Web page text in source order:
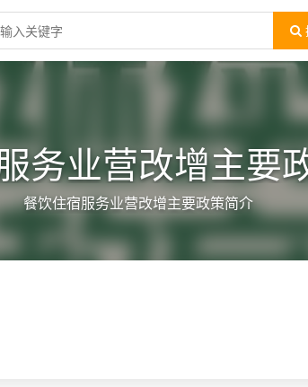
务业营改增主要
餐饮住宿服务业营改增主要政策简介